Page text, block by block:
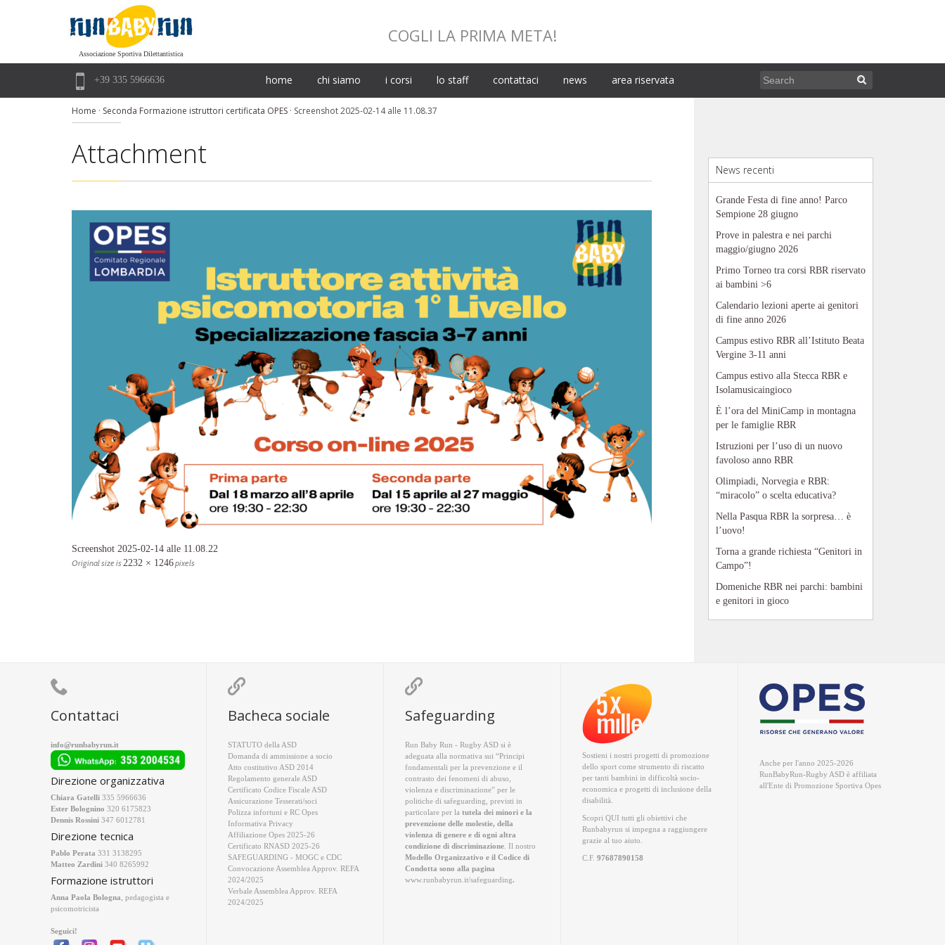
Associazione Sportiva Dilettantistica
COGLI LA PRIMA META!
 +39 335 5966636
content
home chi siamo i corsi lo staff contattaci news area riservata
Home · Seconda Formazione istruttori certificata OPES · Screenshot 2025-02-14 alle 11.08.37
Attachment
Screenshot 2025-02-14 alle 11.08.22
Original size is2232 × 1246pixels
News recenti
Grande Festa di fine anno! Parco
Sempione 28 giugno
Prove in palestra e nei parchi
maggio/giugno 2026
Primo Torneo tra corsi RBR riservato
ai bambini >6
Calendario lezioni aperte ai genitori
di fine anno 2026
Campus estivo RBR all’Istituto Beata
Vergine 3-11 anni
Campus estivo alla Stecca RBR e
Isolamusicaingioco
È l’ora del MiniCamp in montagna
per le famiglie RBR
Istruzioni per l’uso di un nuovo
favoloso anno RBR
Olimpiadi, Norvegia e RBR:
“miracolo” o scelta educativa?
Nella Pasqua RBR la sorpresa… è
l’uovo!
Torna a grande richiesta “Genitori in
Campo”!
Domeniche RBR nei parchi: bambini
e genitori in gioco

Contattaci
info@runbabyrun.it
Direzione organizzativa
Chiara Gatelli 335 5966636
Ester Bolognino 320 6175823
Dennis Rossini 347 6012781
Direzione tecnica
Pablo Perata 331 3138295
Matteo Zardini 340 8265992
Formazione istruttori
Anna Paola Bologna , pedagogista e
psicomotricista
Seguici!

Bacheca sociale
STATUTO della ASD
Domanda di ammissione a socio
Atto costitutivo ASD 2014
Regolamento generale ASD
Certificato Codice Fiscale ASD
Assicurazione Tesserati/soci
Polizza infortuni e RC Opes
Informativa Privacy
Affiliazione Opes 2025-26
Certificato RNASD 2025-26
SAFEGUARDING - MOGC e CDC
Convocazione Assemblea Approv. REFA
2024/2025
Verbale Assemblea Approv. REFA
2024/2025

Safeguarding
Run Baby Run - Rugby ASD si è
adeguata alla normativa sui “Principi
fondamentali per la prevenzione e il
contrasto dei fenomeni di abuso,
violenza e discriminazione” per le
politiche di safeguarding, previsti in
particolare per la tutela dei minori e la
prevenzione delle molestie, della
violenza di genere e di ogni altra
condizione di discriminazione . Il nostro
Modello Organizzativo e il Codice di
Condotta sono alla pagina
www.runbabyrun.it/safeguarding.
Sostieni i nostri progetti di promozione
dello sport come strumento di riscatto
per tanti bambini in difficoltà socio-
economica e progetti di inclusione della
disabilità.
Scopri QUI tutti gli obiettivi che
Runbabyrun si impegna a raggiungere
grazie al tuo aiuto.
C.F. 97687890158
Anche per l'anno 2025-2026
RunBabyRun-Rugby ASD è affiliata
all'Ente di Promozione Sportiva Opes